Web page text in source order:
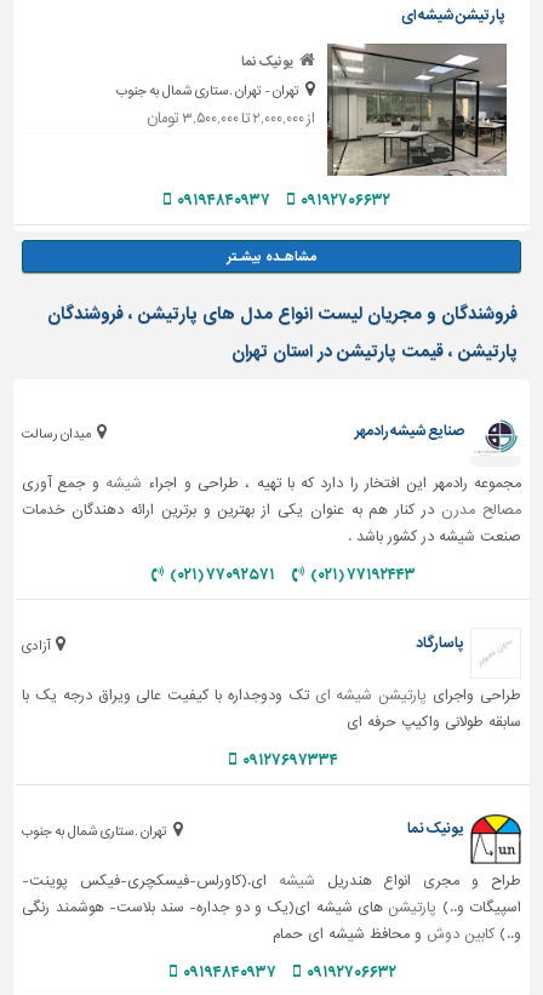
پارتیشن شیشه ای
یونیک نما
تهران - تهران .ستاری شمال به جنوب
از ۲,۰۰۰,۰۰۰ تا ۳,۵۰۰,۰۰۰ تومان
۰۹۱۹۲۷۰۶۶۳۲ ۰۹۱۹۴۸۴۰۹۳۷
فروشندگان و مجریان لیست انواع مدل های پارتیشن ، فروشندگان
پارتیشن ، قیمت پارتیشن در استان تهران
میدان رسالت صنایع شیشه رادمهر
مجموعه رادمهر این افتخار را دارد که با تهیه ، طراحی و اجراء شیشه و جمع آوری
مصالح مدرن در کنار هم به عنوان یکی از بهترین و برترین ارائه دهندگان خدمات
صنعت شیشه در کشور باشد .
۷۷۱۹۲۴۴۳ (۰۲۱) ۷۷۰۹۲۵۷۱ (۰۲۱)
آزادی پاسارگاد
طراحی واجرای پارتیشن شیشه ای تک ودوجداره با کیفیت عالی ویراق درجه یک با
سابقه طولانی واکیپ حرفه ای
۰۹۱۲۷۶۹۷۳۳۴
تهران .ستاری شمال به جنوب یونیک نما
طراح و مجری انواع هندریل شیشه ای.(کاورلس-فیسکچری-فیکس پوینت-
اسپیگات و..) پارتیشن های شیشه ای(یک و دو جداره- سند بلاست- هوشمند رنگی
و..)کابین دوش و محافظ شیشه ای حمام
۰۹۱۹۲۷۰۶۶۳۲ ۰۹۱۹۴۸۴۰۹۳۷